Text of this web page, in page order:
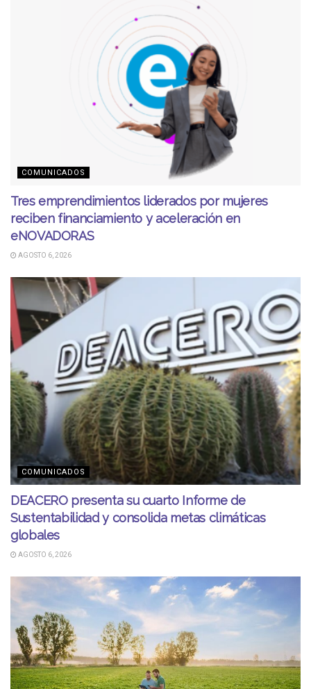
COMUNICADOS
Tres emprendimientos liderados por mujeres
reciben financiamiento y aceleración en
eNOVADORAS
AGOSTO 6, 2026
COMUNICADOS
DEACERO presenta su cuarto Informe de
Sustentabilidad y consolida metas climáticas
globales
AGOSTO 6, 2026